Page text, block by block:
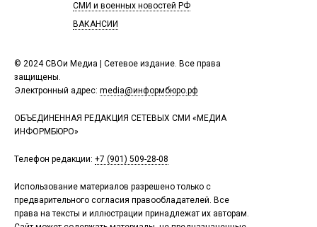
© 2024 СВОи Медиа | Сетевое издание. Все права
защищены.
Электронный адрес: media@информбюро.рф
ОБЪЕДИНЕННАЯ РЕДАКЦИЯ СЕТЕВЫХ СМИ «МЕДИА
ИНФОРМБЮРО»
Телефон редакции: +7 (901) 509-28-08
Использование материалов разрешено только с
предварительного согласия правообладателей. Все
права на тексты и иллюстрации принадлежат их авторам.
СМИ и военных новостей РФ
ВАКАНСИИ